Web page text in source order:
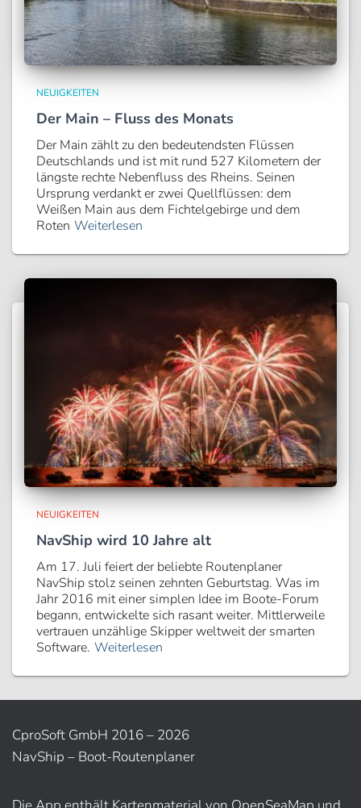
NEUIGKEITEN
Der Main – Fluss des Monats
Der Main zählt zu den bedeutendsten Flüssen
Deutschlands und ist mit rund 527 Kilometern der
längste rechte Nebenfluss des Rheins. Seinen
Ursprung verdankt er zwei Quellflüssen: dem
Weißen Main aus dem Fichtelgebirge und dem
Roten Weiterlesen
NEUIGKEITEN
NavShip wird 10 Jahre alt
Am 17. Juli feiert der beliebte Routenplaner
NavShip stolz seinen zehnten Geburtstag. Was im
Jahr 2016 mit einer simplen Idee im Boote-Forum
begann, entwickelte sich rasant weiter. Mittlerweile
vertrauen unzählige Skipper weltweit der smarten
Software. Weiterlesen
CproSoft GmbH 2016 – 2026
NavShip – Boot-Routenplaner